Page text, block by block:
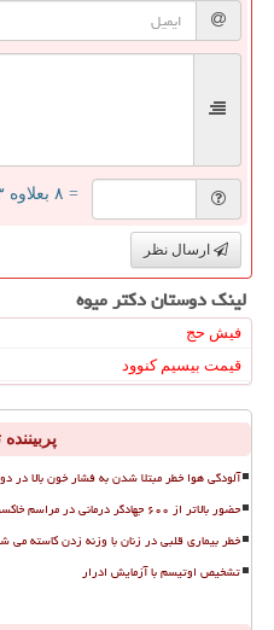
= ۸ بعلاوه ۳
ارسال نظر
لینک دوستان دكتر میوه
فیش حج
قیمت بیسیم کنوود
آلودگی هوا خطر مبتلا شدن به فشار خون بالا در
حضور بالاتر از ۶۰۰ جهادگر درمانی در مراسم خاکسپاری رهبر انقلاب در مشهد
خطر بیماری قلبی در زنان با وزنه زدن کاسته می
تشخیص اوتیسم با آزمایش ادرار